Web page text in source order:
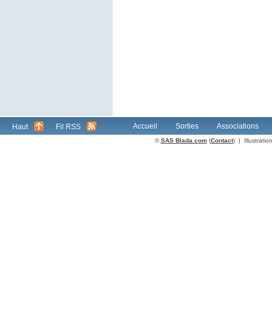
Haut Fil RSS Accueil Sorties Associations
©SAS Blada.com(Contact) |